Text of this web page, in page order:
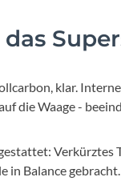
klar.
die Waage -
Verkürztes
Balance